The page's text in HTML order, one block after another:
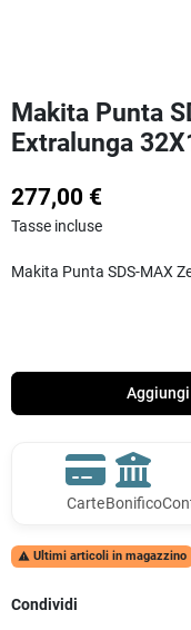
Makita Punta
Extralunga
277,00 €
Tasse incluse
Makita Punta SDS-MAX
CarteBonifico
 Ultimi articoli in magazzino
Condividi